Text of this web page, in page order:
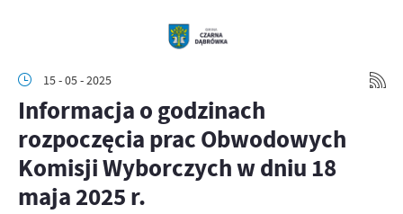
15 - 05 - 2025
Informacja o godzinach
rozpoczęcia prac Obwodowych
Komisji Wyborczych w dniu 18
maja 2025 r.